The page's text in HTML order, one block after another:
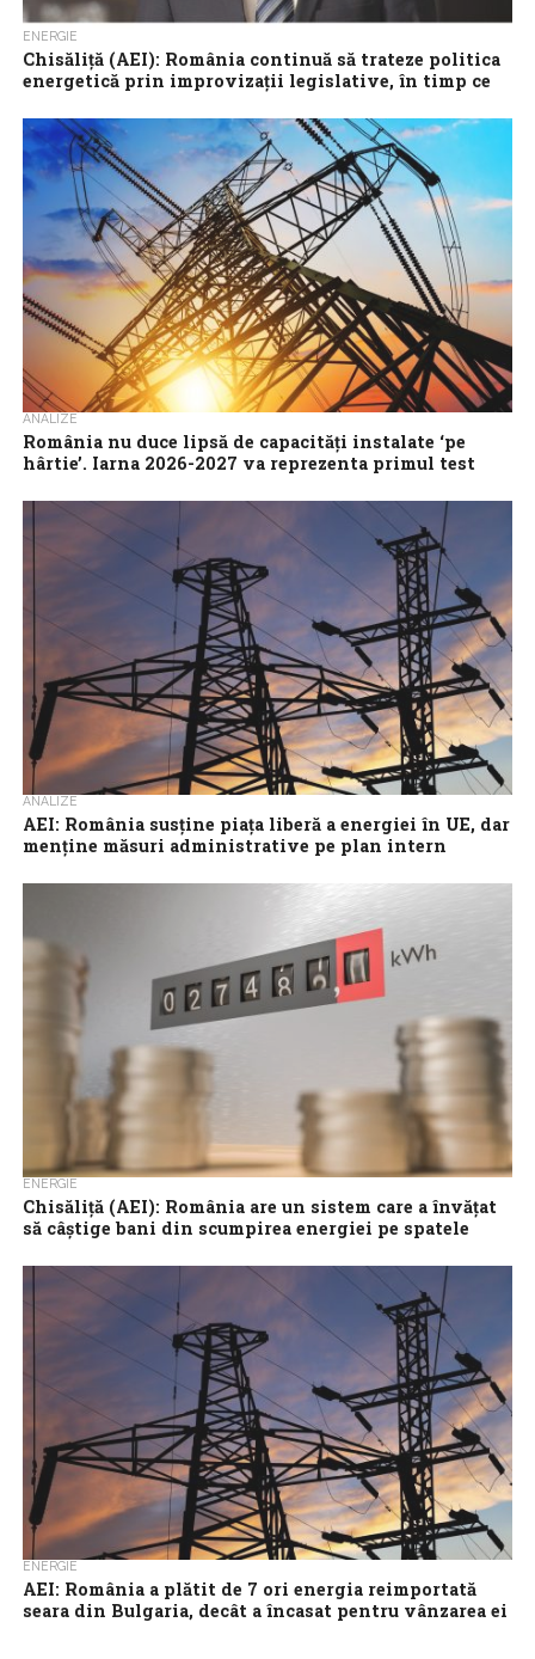
ENERGIE
Chisăliță (AEI): România continuă să trateze politica
energetică prin improvizații legislative, în timp ce
România este țara care riscă să piardă mai mult decât procesele
de infringement în domeniul energiei, deoarece statul român
continuă să trateze...
ANALIZE
România nu duce lipsă de capacități instalate ‘pe
hârtie’. Iarna 2026-2027 va reprezenta primul test
România nu duce lipsă de capacități instalate ‘pe hârtie’, însă în
practică începe să apară o problemă mult mai gravă: lipsa
capacității...
ANALIZE
AEI: România susține piața liberă a energiei în UE, dar
menține măsuri administrative pe plan intern
energiei, decarbonizarea și dezvoltarea rețelelor, însă pe plan
ENERGIE
Chisăliță (AEI): România are un sistem care a învățat
să câștige bani din scumpirea energiei pe spatele
România are, astăzi, un sistem care a învățat să câștige bani din
scumpirea energiei pe spatele populației, în condițiile în care
este...
ENERGIE
AEI: România a plătit de 7 ori energia reimportată
seara din Bulgaria, decât a încasat pentru vânzarea ei